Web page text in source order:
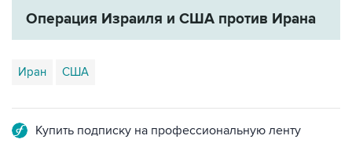
Операция Израиля и США против Ирана
Иран США
Купить подписку на профессиональную ленту